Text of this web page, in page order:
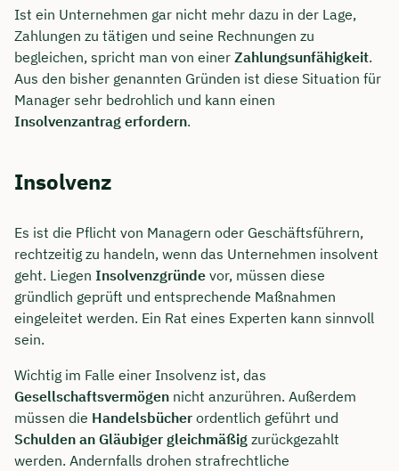
Ist ein Unternehmen gar nicht mehr dazu in der Lage,
Zahlungen zu tätigen und seine Rechnungen zu
begleichen, spricht man von einer Zahlungsunfähigkeit.
Aus den bisher genannten Gründen ist diese Situation für
Manager sehr bedrohlich und kann einen
Insolvenzantrag erfordern.
Insolvenz
Es ist die Pflicht von Managern oder Geschäftsführern,
rechtzeitig zu handeln, wenn das Unternehmen insolvent
geht. Liegen Insolvenzgründe vor, müssen diese
gründlich geprüft und entsprechende Maßnahmen
eingeleitet werden. Ein Rat eines Experten kann sinnvoll
sein.
Wichtig im Falle einer Insolvenz ist, das
Gesellschaftsvermögen nicht anzurühren. Außerdem
müssen die Handelsbücher ordentlich geführt und
Schulden an Gläubiger gleichmäßig zurückgezahlt
werden. Andernfalls drohen strafrechtliche